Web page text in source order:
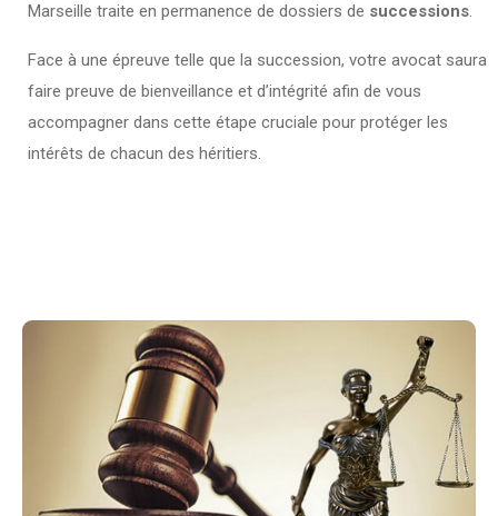
Marseille traite en permanence de dossiers de successions.
Face à une épreuve telle que la succession, votre avocat saura
faire preuve de bienveillance et d’intégrité afin de vous
accompagner dans cette étape cruciale pour protéger les
intérêts de chacun des héritiers.